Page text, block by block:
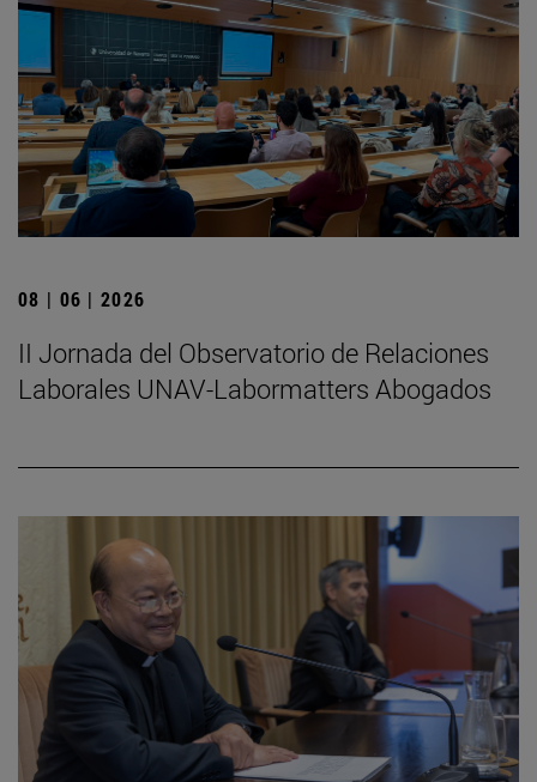
08 | 06 | 2026
II Jornada del Observatorio de Relaciones
Laborales UNAV-Labormatters Abogados